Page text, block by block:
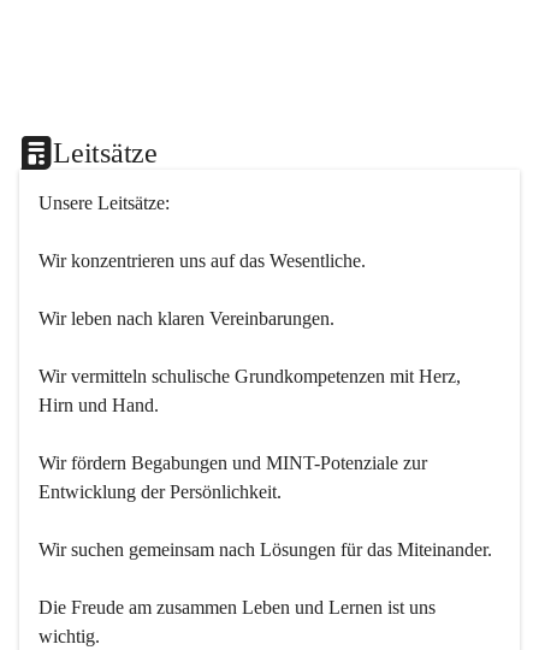
Leitsätze
Unsere Leitsätze:
Wir konzentrieren uns auf das Wesentliche.
Wir leben nach klaren Vereinbarungen.
Wir vermitteln schulische Grundkompetenzen mit Herz,
Hirn und Hand.
Wir fördern Begabungen und MINT-Potenziale zur
Entwicklung der Persönlichkeit.
Wir suchen gemeinsam nach Lösungen für das Miteinander.
Die Freude am zusammen Leben und Lernen ist uns
wichtig.